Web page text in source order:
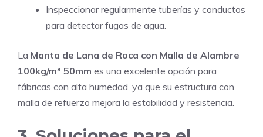
Inspeccionar regularmente tuberías y conductos
para detectar fugas de agua.
La Manta de Lana de Roca con Malla de Alambre
100kg/m³ 50mm es una excelente opción para
fábricas con alta humedad, ya que su estructura con
malla de refuerzo mejora la estabilidad y resistencia.